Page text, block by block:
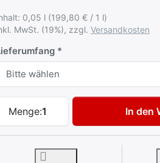
0,05 l (199,80 € / 1 l)
MwSt. (19%), zzgl. Versandkosten
Menge:1
Autolack Lackstift
In den